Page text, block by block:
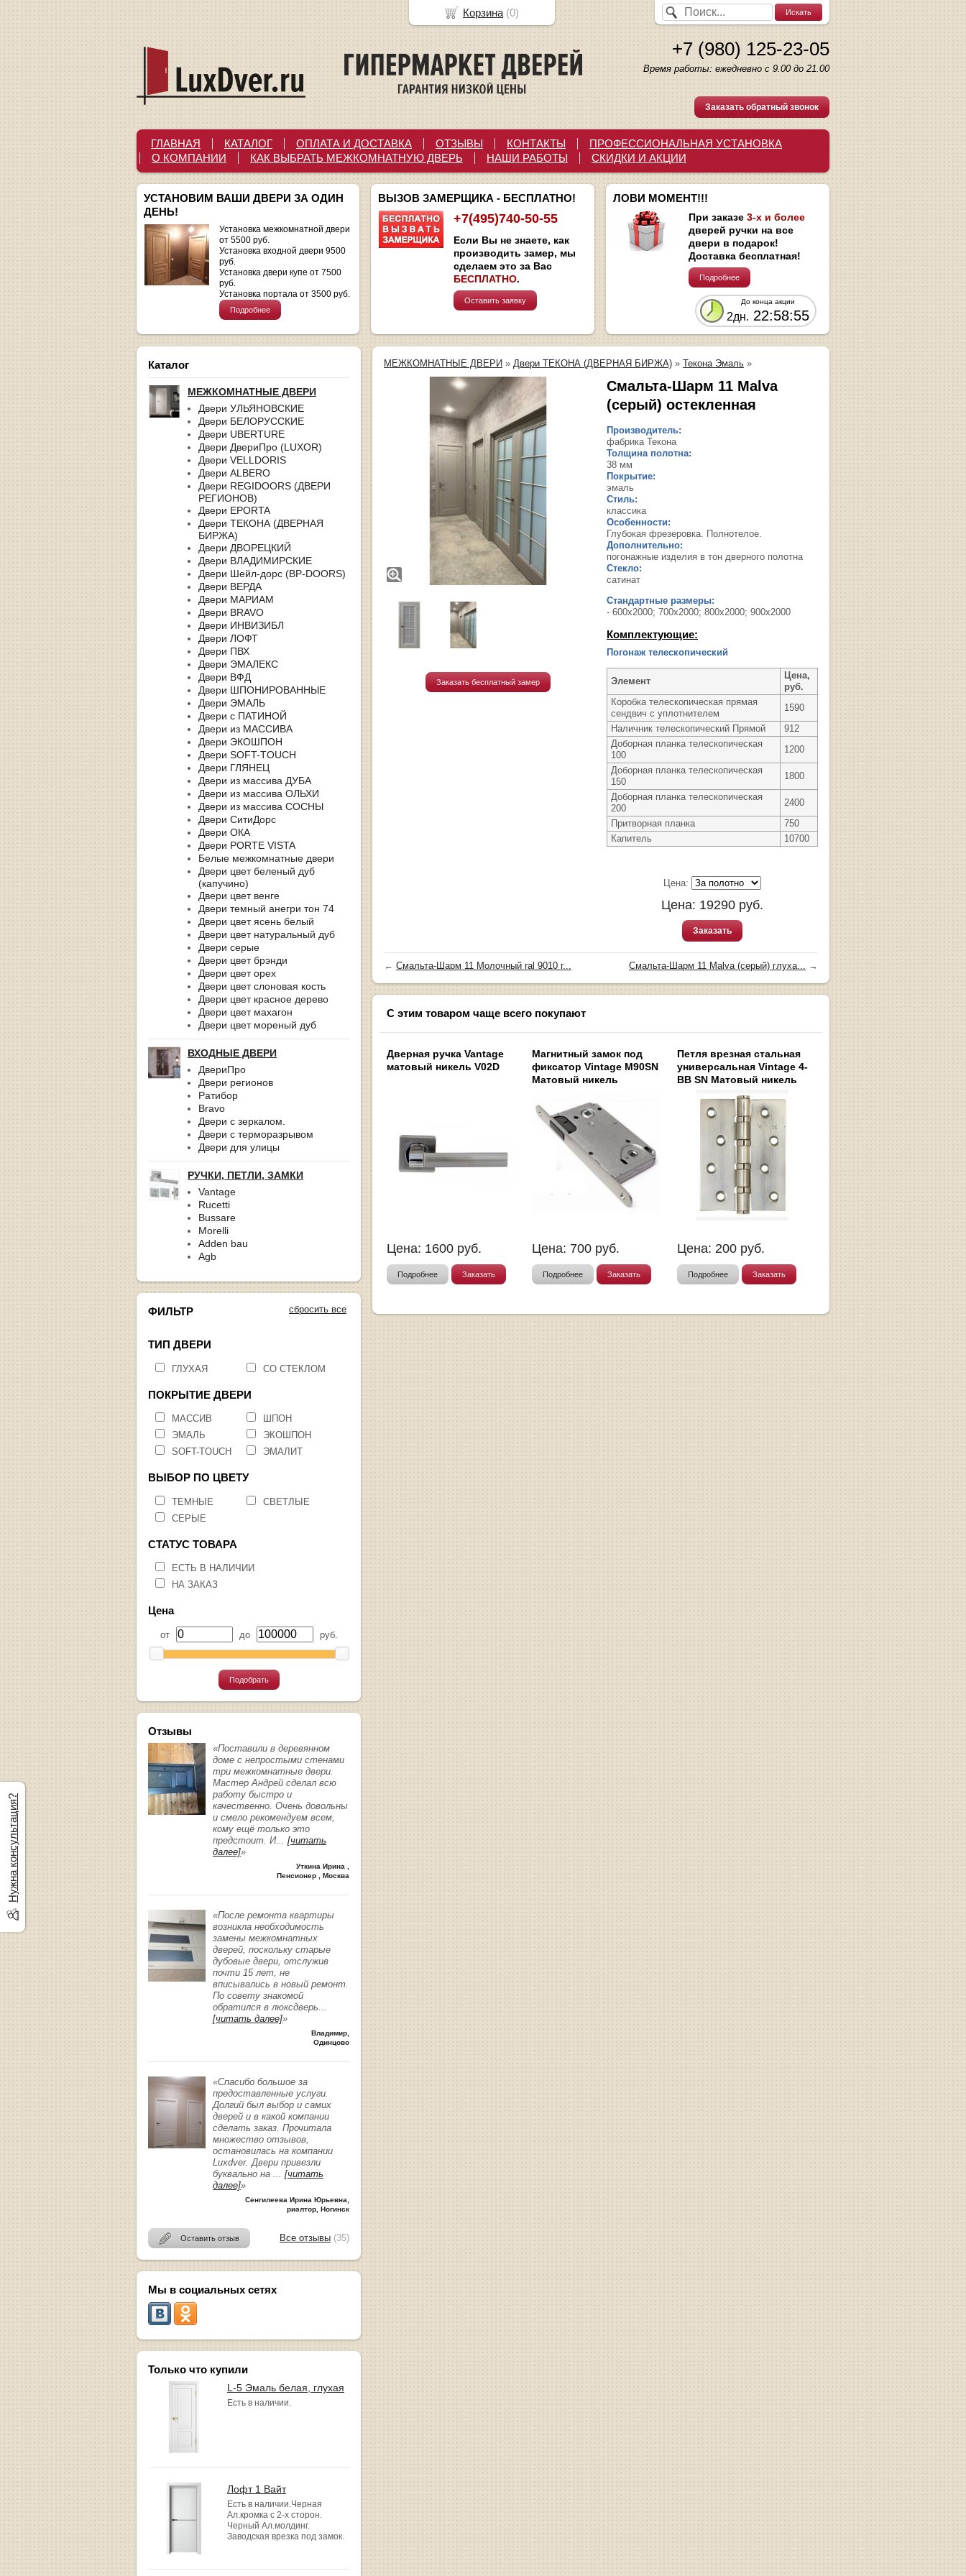
+7 (980) 125-23-05
Время работы: ежедневно с 9.00 до 21.00
Заказать обратный звонок
ГЛАВНАЯ КАТАЛОГ ОПЛАТА И ДОСТАВКА ОТЗЫВЫ КОНТАКТЫ
ПРОФЕССИОНАЛЬНАЯ УСТАНОВКА
О КОМПАНИИ
КАК ВЫБРАТЬ МЕЖКОМНАТНУЮ ДВЕРЬ НАШИ РАБОТЫ СКИДКИ И АКЦИИ
УСТАНОВИМ ВАШИ ДВЕРИ ЗА ОДИН
ДЕНЬ!
Установка межкомнатной двери
от 5500 руб.
Установка входной двери 9500
руб.
Установка двери купе от 7500
руб.
Установка портала от 3500 руб.
Подробнее
ВЫЗОВ ЗАМЕРЩИКА - БЕСПЛАТНО!
+7(495)740-50-55
Если Вы не знаете, как
производить замер, мы
сделаем это за Вас
БЕСПЛАТНО.
Оставить заявку
ЛОВИ МОМЕНТ!!!
При заказе 3-х и более
дверей ручки на все
двери в подарок!
Доставка бесплатная!
Подробнее
До конца акции
2дн. 22:58:54
Каталог
МЕЖКОМНАТНЫЕ ДВЕРИ
Двери УЛЬЯНОВСКИЕ
Двери БЕЛОРУССКИЕ
Двери UBERTURE
Двери ДвериПро (LUXOR)
Двери VELLDORIS
Двери ALBERO
Двери REGIDOORS (ДВЕРИ
РЕГИОНОВ)
Двери EPORTA
Двери ТЕКОНА (ДВЕРНАЯ
БИРЖА)
Двери ДВОРЕЦКИЙ
Двери ВЛАДИМИРСКИЕ
Двери Шейл-дорс (BP-DOORS)
Двери ВЕРДА
Двери МАРИАМ
Двери BRAVO
Двери ИНВИЗИБЛ
Двери ЛОФТ
Двери ПВХ
Двери ЭМАЛЕКС
Двери ВФД
Двери ШПОНИРОВАННЫЕ
Двери ЭМАЛЬ
Двери с ПАТИНОЙ
Двери из МАССИВА
Двери ЭКОШПОН
Двери SOFT-TOUCH
Двери ГЛЯНЕЦ
Двери из массива ДУБА
Двери из массива ОЛЬХИ
Двери из массива СОСНЫ
Двери СитиДорс
Двери ОКА
Двери PORTE VISTA
Белые межкомнатные двери
Двери цвет беленый дуб
(капучино)
Двери цвет венге
Двери темный анегри тон 74
Двери цвет ясень белый
Двери цвет натуральный дуб
Двери серые
Двери цвет брэнди
Двери цвет орех
Двери цвет слоновая кость
Двери цвет красное дерево
Двери цвет махагон
Двери цвет мореный дуб
ВХОДНЫЕ ДВЕРИ
ДвериПро
Двери регионов
Ратибор
Bravo
Двери с зеркалом.
Двери с терморазрывом
Двери для улицы
РУЧКИ, ПЕТЛИ, ЗАМКИ
Vantage
Rucetti
Bussare
Morelli
Adden bau
Agb
сбросить все
ФИЛЬТР
ТИП ДВЕРИ
ГЛУХАЯ СО СТЕКЛОМ
ПОКРЫТИЕ ДВЕРИ
МАССИВ
ШПОН
ЭМАЛЬ
ЭКОШПОН
SOFT-TOUCH
ЭМАЛИТ
ВЫБОР ПО ЦВЕТУ
ТЕМНЫЕ
СВЕТЛЫЕ
СЕРЫЕ
СТАТУС ТОВАРА
ЕСТЬ В НАЛИЧИИ
НА ЗАКАЗ
Цена
от до руб.
Подобрать
Отзывы
«Поставили в деревянном
доме с непростыми стенами
три межкомнатные двери.
Мастер Андрей сделал всю
работу быстро и
качественно. Очень довольны
и смело рекомендуем всем,
кому ещё только это
предстоит. И... [читать
далее]»
Уткина Ирина ,
Пенсионер , Москва
«После ремонта квартиры
возникла необходимость
замены межкомнатных
дверей, поскольку старые
дубовые двери, отслужив
почти 15 лет, не
вписывались в новый ремонт.
По совету знакомой
обратился в люксдверь...
[читать далее]»
Владимир,
Одинцово
«Спасибо большое за
предоставленные услуги.
Долгий был выбор и самих
дверей и в какой компании
сделать заказ. Прочитала
множество отзывов,
остановилась на компании
Luxdver. Двери привезли
буквально на ... [читать
далее]»
Сенгилеева Ирина Юрьевна,
риэлтор, Ногинск
Оставить отзыв Все отзывы (35)
Мы в социальных сетях
Только что купили
L-5 Эмаль белая, глухая
Есть в наличии.
Лофт 1 Вайт
Есть в наличии.Черная
Ал.кромка с 2-х сторон.
Черный Ал.молдинг.
Заводская врезка под замок.
МЕЖКОМНАТНЫЕ ДВЕРИ » Двери ТЕКОНА (ДВЕРНАЯ БИРЖА) » Текона Эмаль »
Заказать бесплатный замер
Смальта-Шарм 11 Malva
(серый) остекленная
Производитель:
фабрика Текона
Толщина полотна:
38 мм
Покрытие:
эмаль
Стиль:
классика
Особенности:
Глубокая фрезеровка. Полнотелое.
Дополнительно:
погонажные изделия в тон дверного полотна
Стекло:
сатинат
Стандартные размеры:
- 600х2000; 700х2000; 800х2000; 900х2000
Комплектующие:
Погонаж телескопический
Элемент
Цена,
руб.
Коробка телескопическая прямая
сендвич с уплотнителем
1590
Наличник телескопический Прямой
912
Доборная планка телескопическая
100
1200
Доборная планка телескопическая
150
1800
Доборная планка телескопическая
200
2400
Притворная планка
750
Капитель
10700
Цена:
Цена: 19290 руб.
Заказать
← Смальта-Шарм 11 Молочный ral 9010 г... Смальта-Шарм 11 Malva (серый) глуха... →
С этим товаром чаще всего покупают
Дверная ручка Vantage
матовый никель V02D
Цена: 1600 руб.
Подробнее Заказать
Магнитный замок под
фиксатор Vintage M90SN
Матовый никель
Цена: 700 руб.
Подробнее Заказать
Петля врезная стальная
универсальная Vintage 4-
BB SN Матовый никель
Цена: 200 руб.
Подробнее Заказать
Нужна консультация?
Корзина (0)